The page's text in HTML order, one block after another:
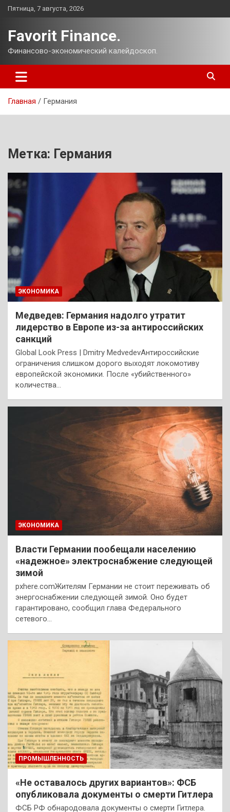
Перейти
Пятница, 7 августа, 2026
Favorit Finance.
Финансово-экономический калейдоскоп.
Главная Германия
Метка: Германия
ЭКОНОМИКА
Медведев: Германия надолго утратит
лидерство в Европе из-за антироссийских
санкций
Global Look Press | Dmitry MedvedevАнтироссийские
ограничения слишком дорого выходят локомотиву
европейской экономики. После «убийственного»
количества…
ЭКОНОМИКА
Власти Германии пообещали населению
«надежное» электроснабжение следующей
зимой
pxhere.comЖителям Германии не стоит переживать об
энергоснабжении следующей зимой. Оно будет
гарантировано, сообщил глава Федерального
сетевого…
ПРОМЫШЛЕННОСТЬ
«Не оставалось других вариантов»: ФСБ
опубликовала документы о смерти Гитлера
ФСБ РФ обнародовала документы о смерти Гитлера.